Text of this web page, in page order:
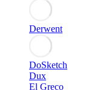
Derwent
DoSketch
Dux
El Greco